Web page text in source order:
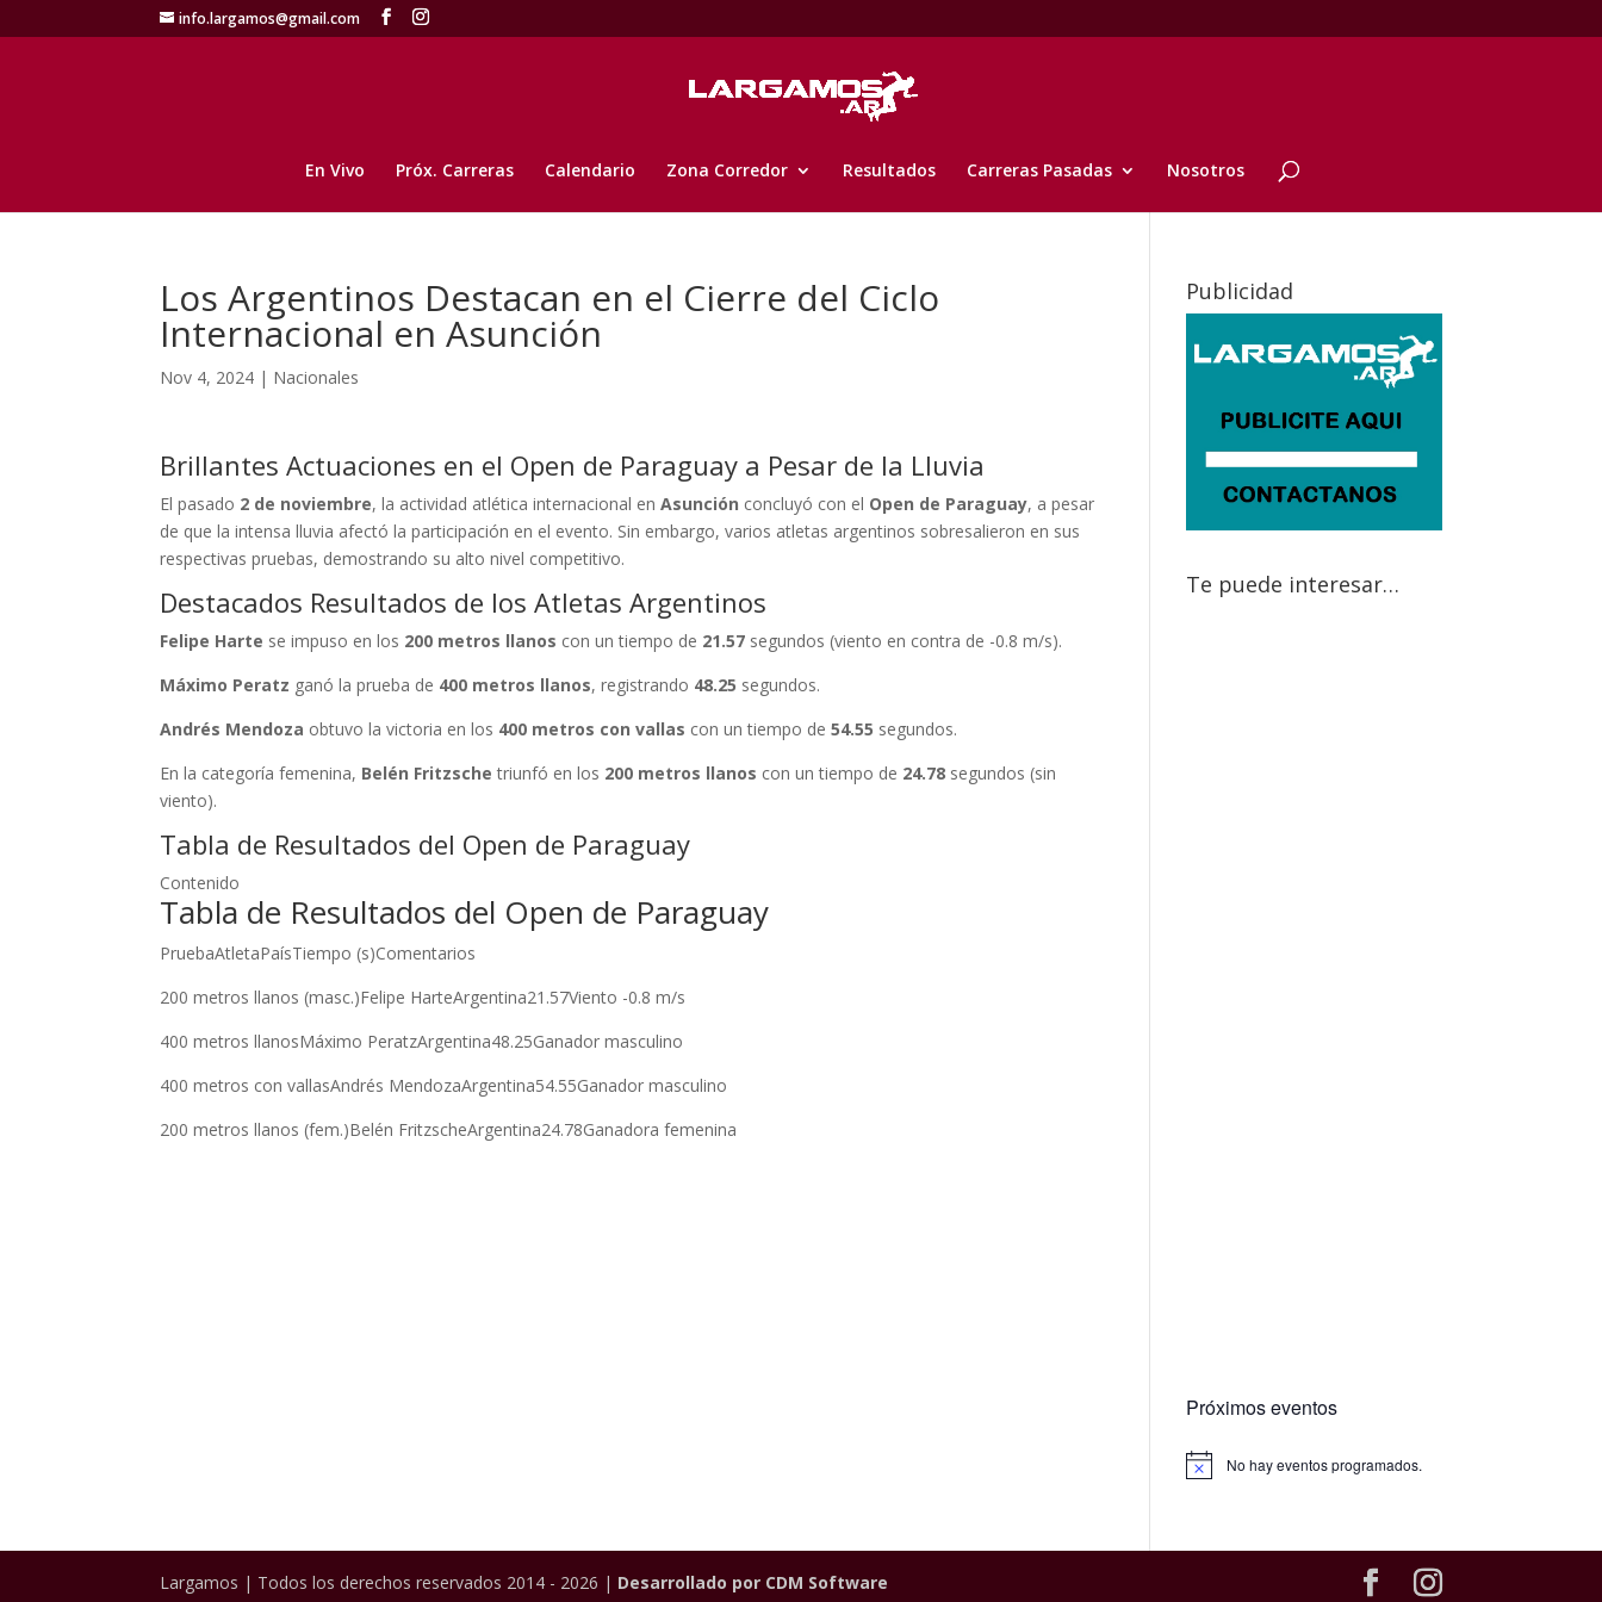
info.largamos@gmail.com
En Vivo Próx. Carreras Calendario Zona Corredor Resultados Carreras Pasadas Nosotros
Los Argentinos Destacan en el Cierre del Ciclo
Internacional en Asunción
Nov 4, 2024 | Nacionales
Brillantes Actuaciones en el Open de Paraguay a Pesar de la Lluvia
El pasado 2 de noviembre, la actividad atlética internacional enAsunción concluyó con el Open de Paraguay, a pesar
de que la intensa lluvia afectó la participación en el evento. Sin embargo, varios atletas argentinos sobresalieron en sus
respectivas pruebas, demostrando su alto nivel competitivo.
Destacados Resultados de los Atletas Argentinos
Felipe Harte se impuso en los 200 metros llanos con un tiempo de 21.57 segundos (viento en contra de -0.8 m/s).
Máximo Peratz ganó la prueba de 400 metros llanos, registrando 48.25 segundos.
Andrés Mendoza obtuvo la victoria en los 400 metros con vallas con un tiempo de54.55 segundos.
En la categoría femenina, Belén Fritzsche triunfó en los 200 metros llanos con un tiempo de 24.78 segundos (sin
viento).
Tabla de Resultados del Open de Paraguay
Contenido
Tabla de Resultados del Open de Paraguay
PruebaAtletaPaísTiempo (s)Comentarios
200 metros llanos (masc.)Felipe HarteArgentina21.57Viento -0.8 m/s
400 metros llanosMáximo PeratzArgentina48.25Ganador masculino
400 metros con vallasAndrés MendozaArgentina54.55Ganador masculino
200 metros llanos (fem.)Belén FritzscheArgentina24.78Ganadora femenina
Publicidad
Te puede interesar…
Próximos eventos
No hay eventos programados.
Largamos | Todos los derechos reservados 2014 - 2026 | Desarrollado por CDM Software